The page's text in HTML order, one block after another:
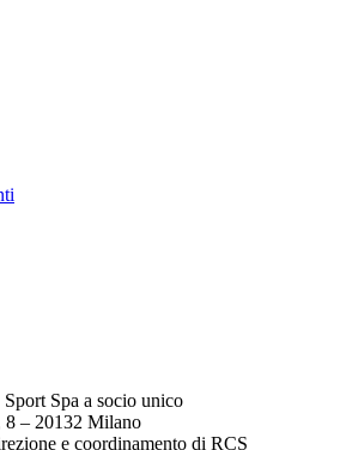
Spa a socio unico
8 – 20132 Milano
e coordinamento di RCS